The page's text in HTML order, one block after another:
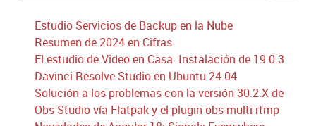
Estudio Servicios de Backup en la Nube
Resumen de 2024 en Cifras
El estudio de Video en Casa: Instalación de 19.0.3
Davinci Resolve Studio en Ubuntu 24.04
Solución a los problemas con la versión 30.2.X de
Obs Studio vía Flatpak y el plugin obs-multi-rtmp